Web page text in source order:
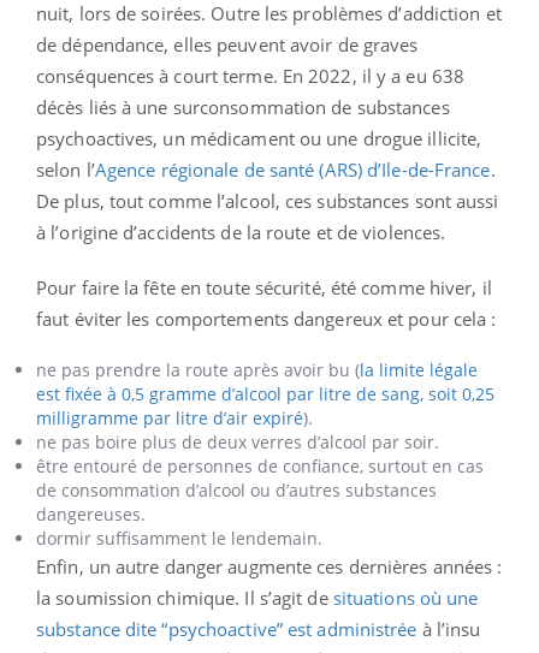
nuit, lors de soirées. Outre les problèmes d’addiction et
de dépendance, elles peuvent avoir de graves
conséquences à court terme. En 2022, il y a eu 638
décès liés à une surconsommation de substances
psychoactives, un médicament ou une drogue illicite,
selon l’Agence régionale de santé (ARS) d’Ile-de-France.
De plus, tout comme l’alcool, ces substances sont aussi
à l’origine d’accidents de la route et de violences.
Pour faire la fête en toute sécurité, été comme hiver, il
faut éviter les comportements dangereux et pour cela :
ne pas prendre la route après avoir bu (la limite légale
est fixée à 0,5 gramme d’alcool par litre de sang, soit 0,25
milligramme par litre d’air expiré).
ne pas boire plus de deux verres d’alcool par soir.
être entouré de personnes de confiance, surtout en cas
de consommation d’alcool ou d’autres substances
dangereuses.
dormir suffisamment le lendemain.
Enfin, un autre danger augmente ces dernières années :
la soumission chimique. Il s’agit de situations où une
substance dite “psychoactive” est administrée à l’insu